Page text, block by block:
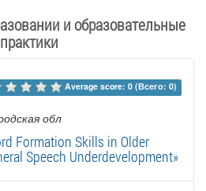
и образовательные
практики
Average score: 0 (Всего: 0)
обл
Formation Skills in Older
Speech Underdevelopment»